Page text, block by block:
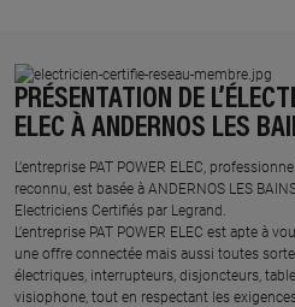
PRÉSENTATION DE
ELEC À ANDERNOS LES
L’entreprise PAT POWER ELEC,
reconnu, est basée à ANDERNOS LES
Electriciens Certifiés par Legrand.​
L’entreprise PAT POWER ELEC est apte à
une offre connectée mais aussi toutes
électriques, interrupteurs, disjoncteurs,
visiophone, tout en respectant les